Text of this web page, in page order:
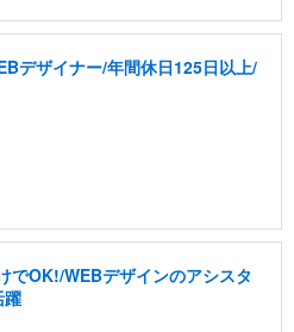
デザイナー/年間休日125日以上/
でOK!/WEBデザインのアシスタ
躍